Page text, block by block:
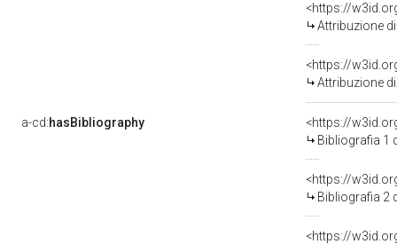
<https://
Attribuzione
<https://
Attribuzione
a-cd:hasBibliography
<https://
Bibliografia 1
<https://
Bibliografia 2
<https://